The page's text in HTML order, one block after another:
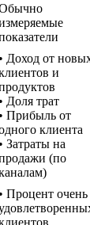
• Доход от
и
• Доля трат
• Прибыль от
клиента
• Затраты на
(по
• Процент очень